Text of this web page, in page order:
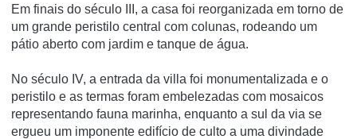
Em finais do século III, a casa foi reorganizada em torno de
um grande peristilo central com colunas, rodeando um
pátio aberto com jardim e tanque de água.
No século IV, a entrada da villa foi monumentalizada e o
peristilo e as termas foram embelezadas com mosaicos
representando fauna marinha, enquanto a sul da via se
ergueu um imponente edifí­cio de culto a uma divindade